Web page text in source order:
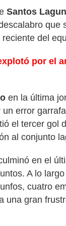
Santos
que
del
por el
en la última
error
el tercer gol
al conjunto
en el
A lo
cuatro
una gran